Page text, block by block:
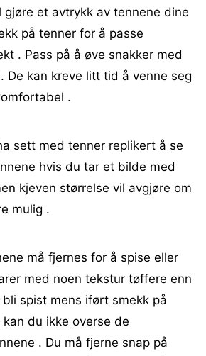
gjøre et avtrykk av tennene dine
på tenner for å passe
. Pass på å øve snakker med
De kan kreve litt tid å venne seg
.
sett med tenner replikert å se
hvis du tar et bilde med
kjeven størrelse vil avgjøre om
mulig .
må fjernes for å spise eller
med noen tekstur tøffere enn
spist mens iført smekk på
du ikke overse de
. Du må fjerne snap på